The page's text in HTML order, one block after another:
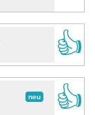
👍
neu
👍